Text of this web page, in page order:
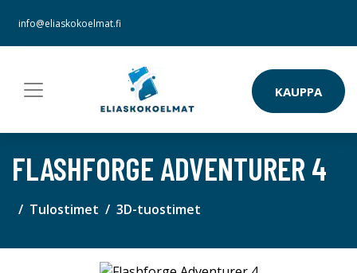
info@eliaskokoelmat.fi
KAUPPA
FLASHFORGE ADVENTURER 4
Tulostimet 3D-tuostimet